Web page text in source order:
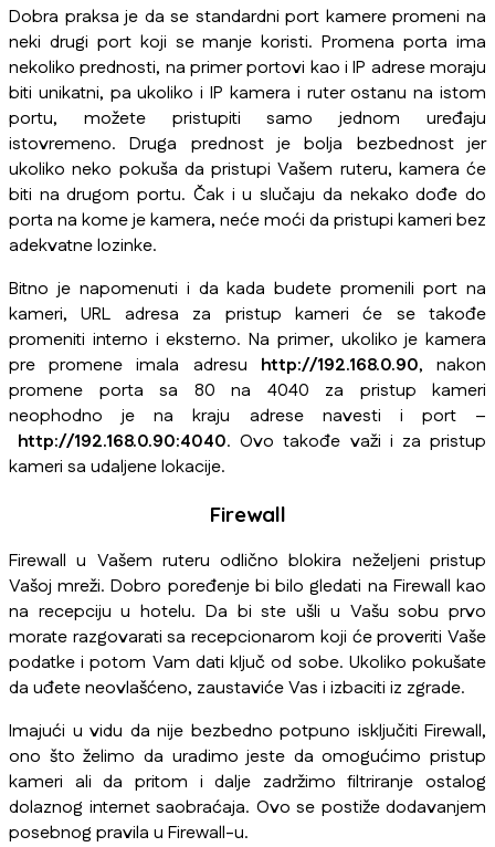
Dobra praksa je da se standardni port kamere promeni na
neki drugi port koji se manje koristi. Promena porta ima
nekoliko prednosti, na primer portovi kao i IP adrese moraju
biti unikatni, pa ukoliko i IP kamera i ruter ostanu na istom
portu, možete pristupiti samo jednom uređaju
istovremeno. Druga prednost je bolja bezbednost jer
ukoliko neko pokuša da pristupi Vašem ruteru, kamera će
biti na drugom portu. Čak i u slučaju da nekako dođe do
porta na kome je kamera, neće moći da pristupi kameri bez
adekvatne lozinke.
Bitno je napomenuti i da kada budete promenili port na
kameri, URL adresa za pristup kameri će se takođe
promeniti interno i eksterno. Na primer, ukoliko je kamera
pre promene imala adresu http://192.168.0.90, nakon
promene porta sa 80 na 4040 za pristup kameri
neophodno je na kraju adrese navesti i port –
http://192.168.0.90:4040. Ovo takođe važi i za pristup
kameri sa udaljene lokacije.
Firewall
Firewall u Vašem ruteru odlično blokira neželjeni pristup
Vašoj mreži. Dobro poređenje bi bilo gledati na Firewall kao
na recepciju u hotelu. Da bi ste ušli u Vašu sobu prvo
morate razgovarati sa recepcionarom koji će proveriti Vaše
podatke i potom Vam dati ključ od sobe. Ukoliko pokušate
da uđete neovlašćeno, zaustaviće Vas i izbaciti iz zgrade.
Imajući u vidu da nije bezbedno potpuno isključiti Firewall,
ono što želimo da uradimo jeste da omogućimo pristup
kameri ali da pritom i dalje zadržimo filtriranje ostalog
dolaznog internet saobraćaja. Ovo se postiže dodavanjem
posebnog pravila u Firewall-u.